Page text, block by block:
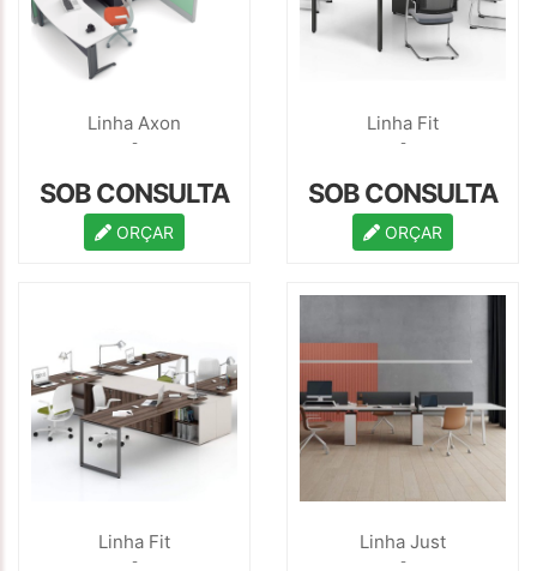
Linha Axon
-
SOB CONSULTA
ORÇAR
Linha Fit
-
SOB CONSULTA
ORÇAR
Linha Fit
-
Linha Just
-